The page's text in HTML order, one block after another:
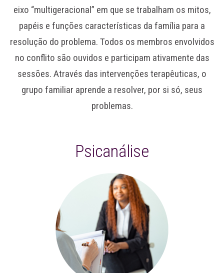
eixo “multigeracional” em que se trabalham os mitos,
papéis e funções características da família para a
resolução do problema. Todos os membros envolvidos
no conflito são ouvidos e participam ativamente das
sessões. Através das intervenções terapêuticas, o
grupo familiar aprende a resolver, por si só, seus
problemas.
Psicanálise